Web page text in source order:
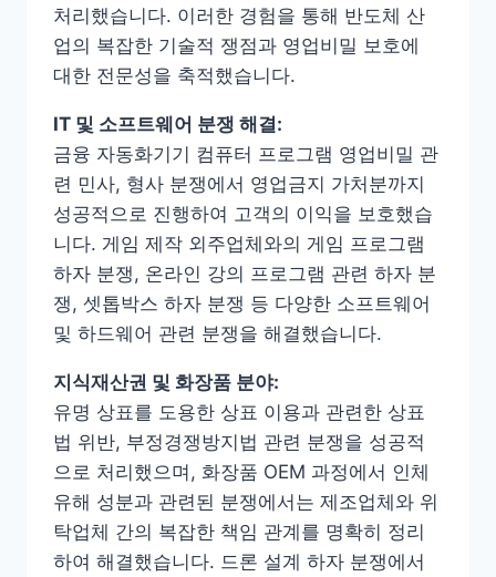
처리했습니다. 이러한 경험을 통해 반도체 산
업의 복잡한 기술적 쟁점과 영업비밀 보호에
대한 전문성을 축적했습니다.
IT 및 소프트웨어 분쟁 해결:
금융 자동화기기 컴퓨터 프로그램 영업비밀 관
련 민사, 형사 분쟁에서 영업금지 가처분까지
성공적으로 진행하여 고객의 이익을 보호했습
니다. 게임 제작 외주업체와의 게임 프로그램
하자 분쟁, 온라인 강의 프로그램 관련 하자 분
쟁, 셋톱박스 하자 분쟁 등 다양한 소프트웨어
및 하드웨어 관련 분쟁을 해결했습니다.
지식재산권 및 화장품 분야:
유명 상표를 도용한 상표 이용과 관련한 상표
법 위반, 부정경쟁방지법 관련 분쟁을 성공적
으로 처리했으며, 화장품 OEM 과정에서 인체
유해 성분과 관련된 분쟁에서는 제조업체와 위
탁업체 간의 복잡한 책임 관계를 명확히 정리
하여 해결했습니다. 드론 설계 하자 분쟁에서